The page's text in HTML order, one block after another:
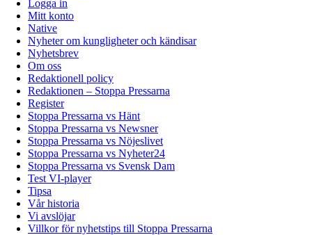
Logga in
Mitt konto
Native
Nyheter om kungligheter och kändisar
Nyhetsbrev
Om oss
Redaktionell policy
Redaktionen – Stoppa Pressarna
Register
Stoppa Pressarna vs Hänt
Stoppa Pressarna vs Newsner
Stoppa Pressarna vs Nöjeslivet
Stoppa Pressarna vs Nyheter24
Stoppa Pressarna vs Svensk Dam
Test VI-player
Tipsa
Vår historia
Vi avslöjar
Villkor för nyhetstips till Stoppa Pressarna